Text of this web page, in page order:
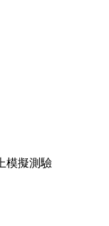
模擬測驗